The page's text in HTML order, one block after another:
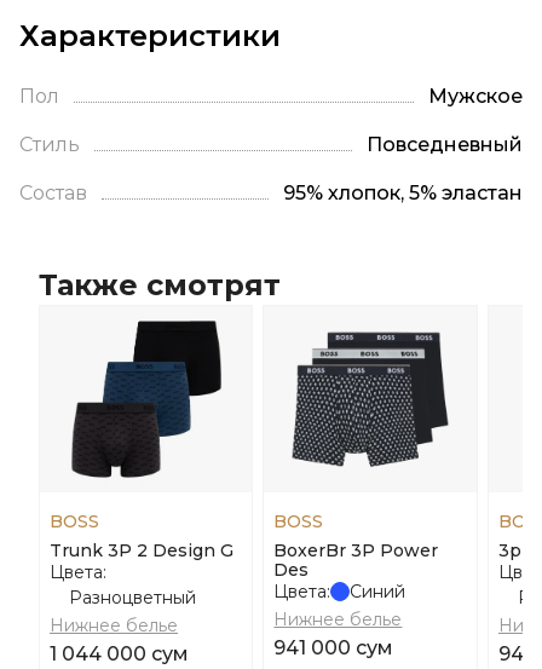
Характеристики
Пол Мужское
Стиль Повседневный
Состав 95% хлопок, 5% эластан
Также смотрят
BOSS
Trunk 3P 2 Design G
Цвета:
Разноцветный
Нижнее белье
1 044 000 сум
BOSS
BoxerBr 3P Power
Des
Цвета:
Синий
Нижнее белье
941 000 сум
3p
949